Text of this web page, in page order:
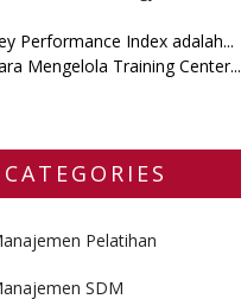
Performance Index adalah...
Mengelola Training Center...
CATEGORIES
Pelatihan
SDM